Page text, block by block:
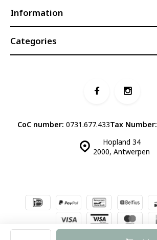
Information
Categories
Hopland 34
2000, Antwerpen
CoC number: 0731.677.433Tax Number:
© Luddites Books & Wine